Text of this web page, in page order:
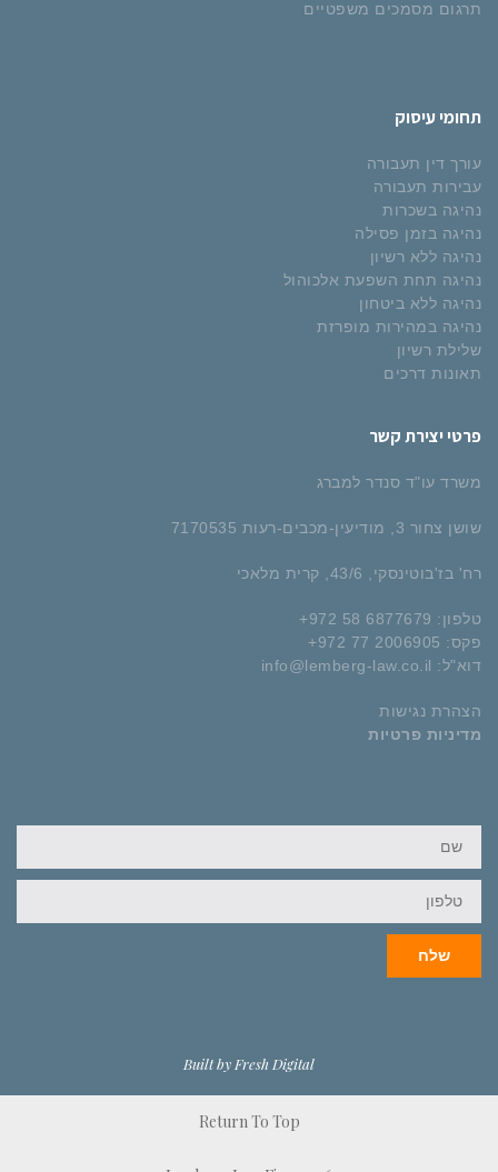
תרגום מסמכים משפטיים
תחומי עיסוק
עורך דין תעבורה
עבירות תעבורה
נהיגה בשכרות
נהיגה בזמן פסילה
נהיגה ללא רשיון
נהיגה תחת השפעת אלכוהול
נהיגה ללא ביטחון
נהיגה במהירות מופרזת
שלילת רשיון
תאונות דרכים
פרטי יצירת קשר
משרד עו"ד סנדר למברג
שושן צחור 3, מודיעין-מכבים-רעות 7170535
רח' בז'בוטינסקי, 43/6, קרית מלאכי
טלפון: 6877679 58 972+
פקס: 2006905 77 972+
דוא"ל: info@lemberg-law.co.il
הצהרת נגישות
מדיניות פרטיות
שלח
Built by Fresh Digital
Return To Top